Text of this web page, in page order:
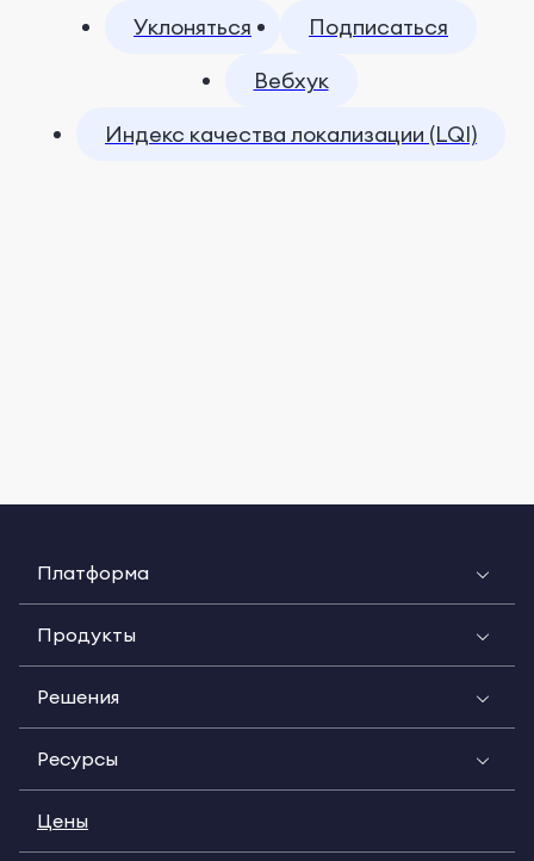
Уклоняться
Подписаться
Вебхук
Индекс качества локализации (LQI)
Платформа
Продукты
Решения
Ресурсы
Цены